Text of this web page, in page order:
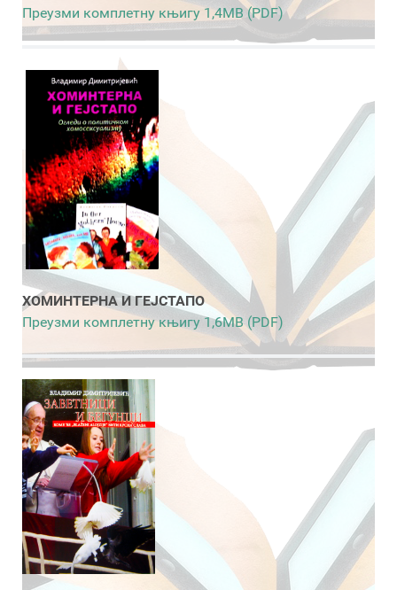
Преузми комплетну књигу 1,4MB (PDF)
ХОМИНТЕРНА И ГЕЈСТАПО
Преузми комплетну књигу 1,6MB (PDF)